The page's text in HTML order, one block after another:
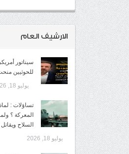
الارشيف العام
سيناتور
للحوثيين
يوليو 18, 2026
تساؤلات :
المعركة ؟
السلاح
يوليو 18, 2026